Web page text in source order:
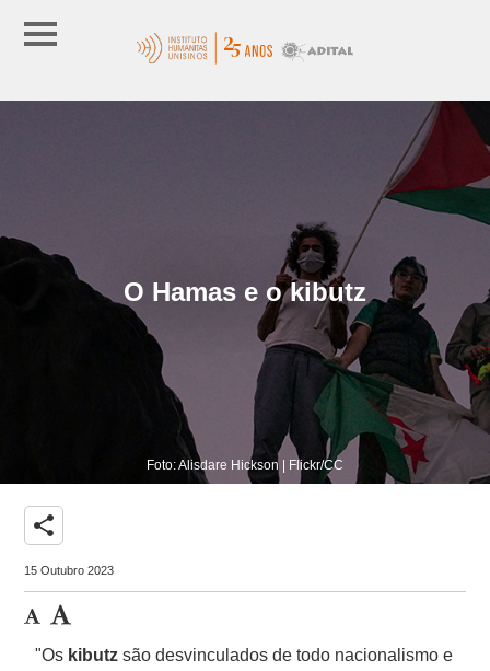
O Hamas e o kibutz
Foto: Alisdare Hickson | Flickr/CC
share
15 Outubro 2023
"Os kibutz são desvinculados de todo nacionalismo e